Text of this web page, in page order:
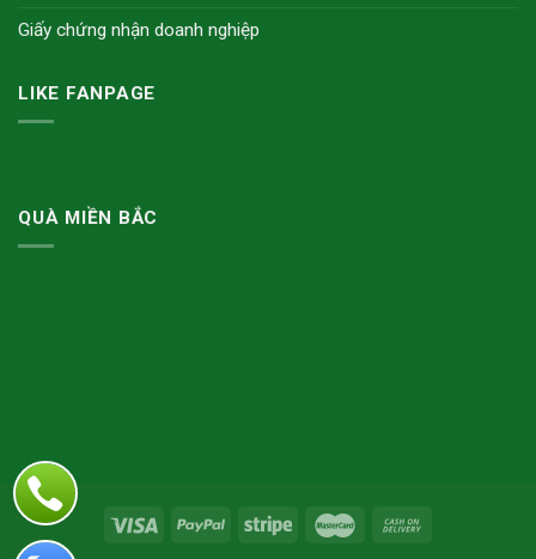
Giấy chứng nhận doanh nghiệp
LIKE FANPAGE
QUÀ MIỀN BẮC